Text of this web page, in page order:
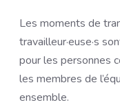
Les moments de
travailleur·euse·s
pour les personnes
les membres de
ensemble.